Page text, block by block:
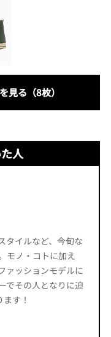
見る（8枚）
人
タイルなど、今旬な
モノ・コトに加え
ァッションモデルに
でその人となりに迫
す！